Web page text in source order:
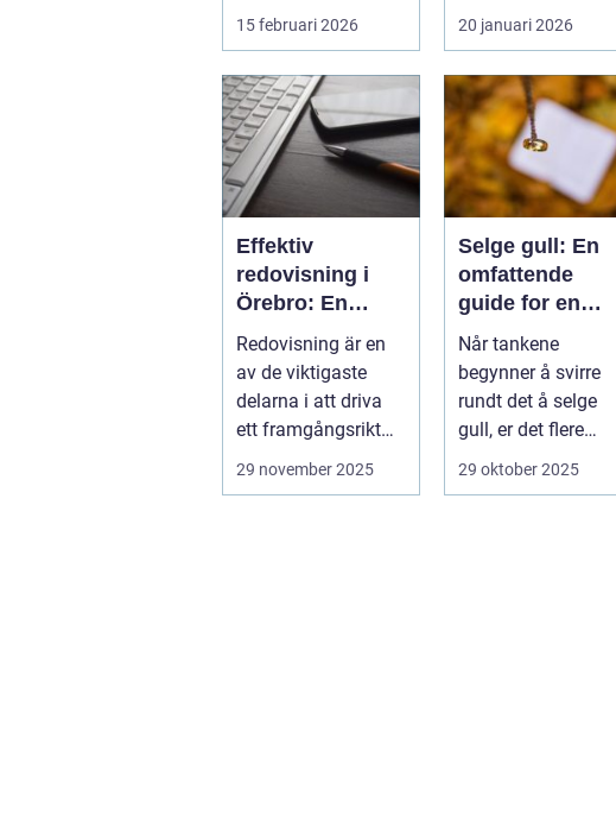
med de platta, trista
15 februari 2026
flesta idrottslag.
Nya matchställ,
cuper, ...
20 januari 2026
Effektiv
redovisning i
Örebro: En
nyckel till
framgång
Redovisning är en
av de viktigaste
delarna i att driva
ett framgångsrikt
företag. I ...
29 november 2025
Selge gull: En
omfattende
guide for en
lønnsom
transaksjon
Når tankene
begynner å svirre
rundt det å selge
gull, er det flere
aspekter som b&...
29 oktober 2025